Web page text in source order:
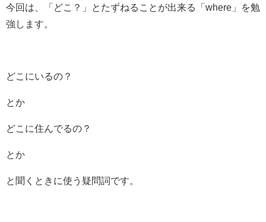
今回は、 「どこ？」 とたずねることが出来る 「where」
を勉
強します。
どこにいるの？
とか
どこに住んでるの？
とか
と聞くときに使う疑問詞です。